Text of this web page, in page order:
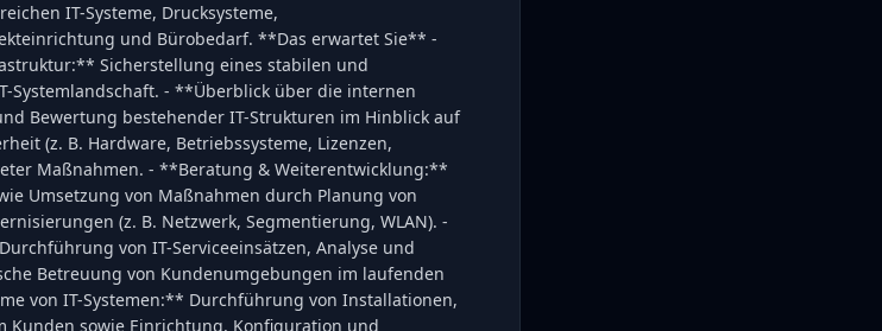
IT-Systeme, Drucksysteme,
und Bürobedarf. **Das erwartet Sie** -
Sicherstellung eines stabilen und
Systemlandschaft. - **Überblick über die internen
Bewertung bestehender IT-Strukturen im Hinblick auf
(z. B. Hardware, Betriebssysteme, Lizenzen,
Maßnahmen. - **Beratung & Weiterentwicklung:**
Umsetzung von Maßnahmen durch Planung von
(z. B. Netzwerk, Segmentierung, WLAN). -
von IT-Serviceeinsätzen, Analyse und
Betreuung von Kundenumgebungen im laufenden
von IT-Systemen:** Durchführung von Installationen,
Kunden sowie Einrichtung, Konfiguration und